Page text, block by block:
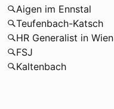
Aigen im Ennstal
Teufenbach-Katsch
HR Generalist in Wien
FSJ
Kaltenbach